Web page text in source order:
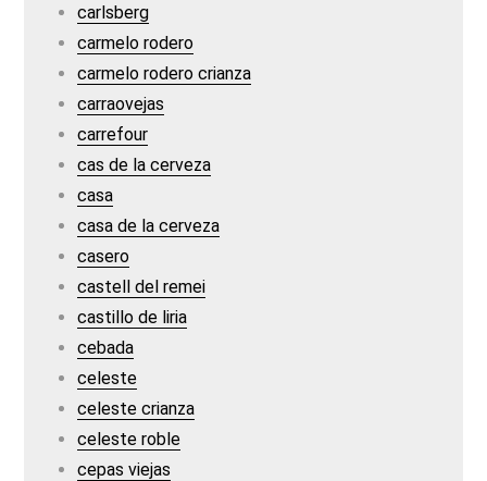
carlsberg
carmelo rodero
carmelo rodero crianza
carraovejas
carrefour
cas de la cerveza
casa
casa de la cerveza
casero
castell del remei
castillo de liria
cebada
celeste
celeste crianza
celeste roble
cepas viejas